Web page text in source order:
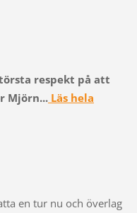
respekt på att
Mjörn...Läs hela
en tur nu och överlag